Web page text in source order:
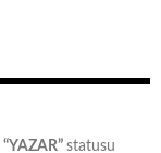
“YAZAR” statusu